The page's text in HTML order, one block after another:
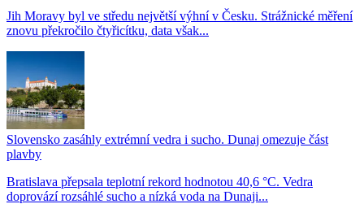
Jih Moravy byl ve středu největší výhní v Česku. Strážnické měření
znovu překročilo čtyřicítku, data však...
Slovensko zasáhly extrémní vedra i sucho. Dunaj omezuje část
plavby
Bratislava přepsala teplotní rekord hodnotou 40,6 °C. Vedra
doprovází rozsáhlé sucho a nízká voda na Dunaji...